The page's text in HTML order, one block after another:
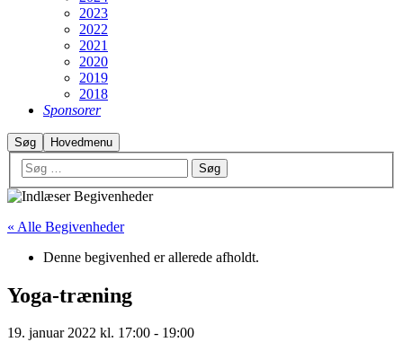
2023
2022
2021
2020
2019
2018
Sponsorer
Søg Hovedmenu
« Alle Begivenheder
Denne begivenhed er allerede afholdt.
Yoga-træning
19. januar 2022 kl. 17:00 - 19:00